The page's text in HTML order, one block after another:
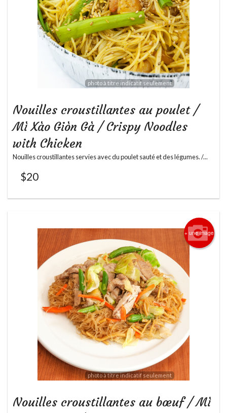
photo à titre indicatif seulement
Nouilles croustillantes au poulet /
Mì Xào Giòn Gà / Crispy Noodles
with Chicken
Nouilles croustillantes servies avec du poulet sauté et des légumes. /...
$20
+ une image
photo à titre indicatif seulement
Nouilles croustillantes au bœuf / Mì